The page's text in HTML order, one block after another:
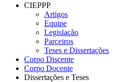
CIEPPP
Artigos
Equipe
Legislação
Parceiros
Teses e Dissertações
Corpo Discente
Corpo Docente
Dissertações e Teses